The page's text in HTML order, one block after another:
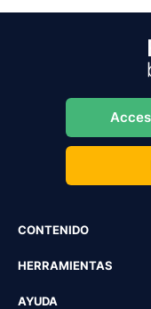
CONTENIDO
HERRAMIENTAS
AYUDA